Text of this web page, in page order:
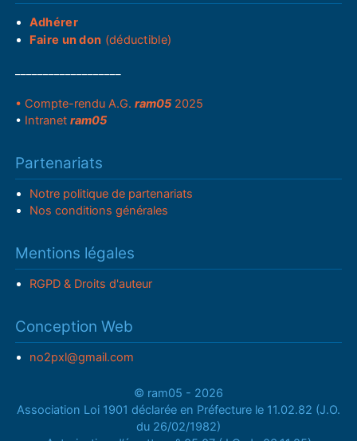
Adhérer
Faire un don (déductible)
• Compte-rendu A.G.ram05 2025
• Intranetram05
Partenariats
Notre politique de partenariats
Nos conditions générales
Mentions légales
RGPD & Droits d'auteur
Conception Web
no2pxl@gmail.com
© ram05 - 2026
Association Loi 1901 déclarée en Préfecture le 11.02.82 (J.O.
du 26/02/1982)